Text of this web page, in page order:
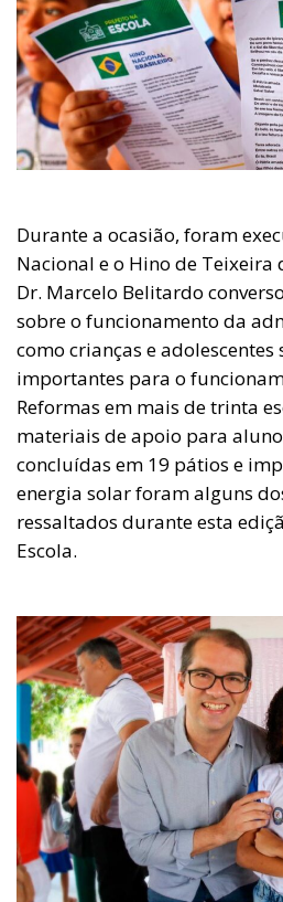
Durante a ocasião, foram
Nacional e o Hino de Teixeira
Dr. Marcelo Belitardo
sobre o funcionamento da
como crianças e adolescentes
importantes para o
Reformas em mais de trinta
materiais de apoio para
concluídas em 19 pátios e
energia solar foram alguns
ressaltados durante esta
Escola.